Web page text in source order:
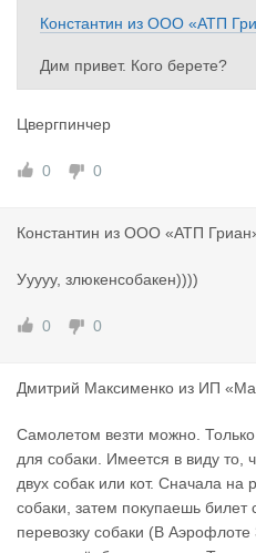
Константин из ООО «АТП
Дим привет. Кого берете?
Цвергпинчер
0 0
Константин из ООО «АТП
Ууууу, злюкенсобакен))))
0 0
Дмитрий Максименко из ИП
Самолетом везти можно.
для собаки. Имеется в виду то,
двух собак или кот. Сначала на
собаки, затем покупаешь
перевозку собаки (В